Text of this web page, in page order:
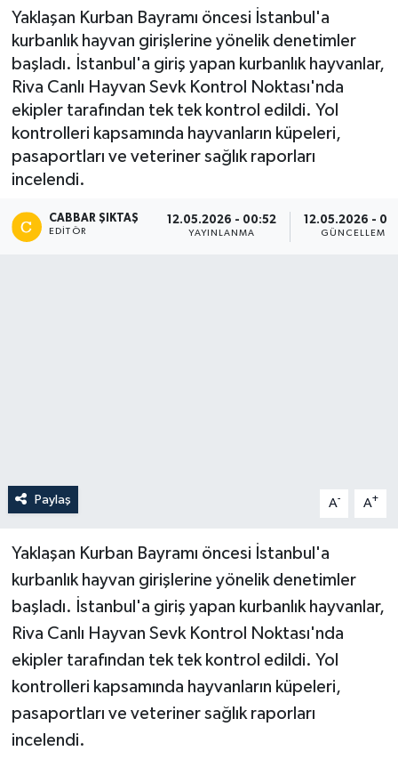
Yaklaşan Kurban Bayramı öncesi İstanbul'a
kurbanlık hayvan girişlerine yönelik denetimler
başladı. İstanbul'a giriş yapan kurbanlık hayvanlar,
Riva Canlı Hayvan Sevk Kontrol Noktası'nda
ekipler tarafından tek tek kontrol edildi. Yol
kontrolleri kapsamında hayvanların küpeleri,
pasaportları ve veteriner sağlık raporları
incelendi.
CABBAR ŞIKTAŞ
EDITÖR
12.05.2026 - 00:52
YAYINLANMA
12.05.2026 -
GÜNCELLEME
Paylaş A- A+
Yaklaşan Kurban Bayramı öncesi İstanbul'a
kurbanlık hayvan girişlerine yönelik denetimler
başladı. İstanbul'a giriş yapan kurbanlık hayvanlar,
Riva Canlı Hayvan Sevk Kontrol Noktası'nda
ekipler tarafından tek tek kontrol edildi. Yol
kontrolleri kapsamında hayvanların küpeleri,
pasaportları ve veteriner sağlık raporları
incelendi.